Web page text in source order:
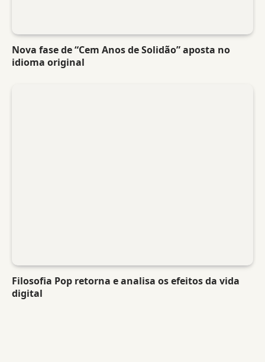
Nova fase de “Cem Anos de Solidão” aposta no
idioma original
Filosofia Pop retorna e analisa os efeitos da vida
digital